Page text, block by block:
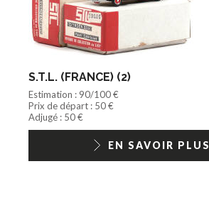
S.T.L. (FRANCE) (2)
Estimation : 90/100 €
Prix de départ : 50 €
Adjugé : 50 €
EN SAVOIR PLUS